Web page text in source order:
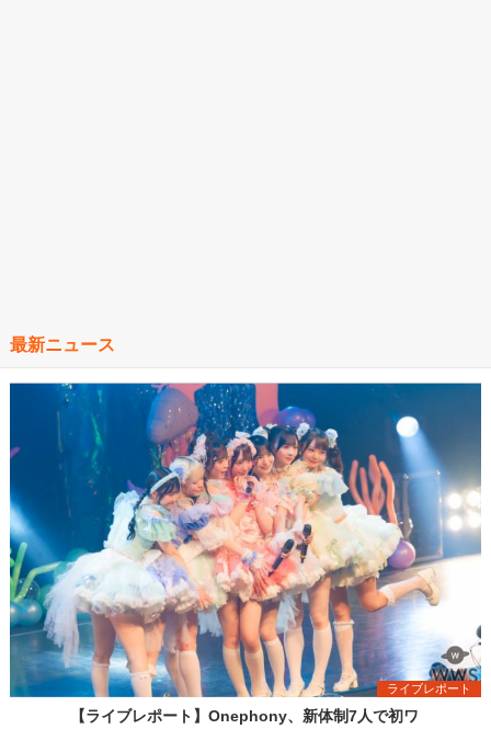
最新ニュース
ライブレポート
【ライブレポート】Onephony、新体制7人で初ワ